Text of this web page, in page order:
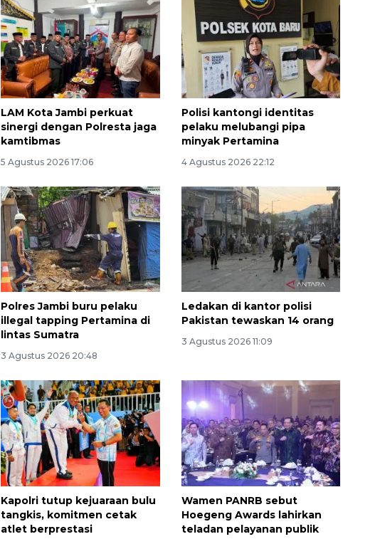
LAM Kota Jambi perkuat
sinergi dengan Polresta jaga
kamtibmas
5 Agustus 2026 17:06
Polisi kantongi identitas
pelaku melubangi pipa
minyak Pertamina
4 Agustus 2026 22:12
Polres Jambi buru pelaku
illegal tapping Pertamina di
lintas Sumatra
3 Agustus 2026 20:48
Ledakan di kantor polisi
Pakistan tewaskan 14 orang
3 Agustus 2026 11:09
Kapolri tutup kejuaraan bulu
tangkis, komitmen cetak
atlet berprestasi
Wamen PANRB sebut
Hoegeng Awards lahirkan
teladan pelayanan publik
Memberantas kejahatan
jalanan Jakarta
2026-08-05 18:00:00